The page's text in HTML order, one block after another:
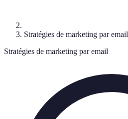
Stratégies de marketing par email
Stratégies de marketing par email